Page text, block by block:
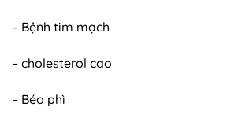
– Bệnh tim mạch
– cholesterol cao
– Béo phì